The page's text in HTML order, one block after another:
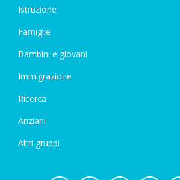
Istruzione
Famiglie
Bambini e giovani
Immigrazione
Ricerca
Anziani
Altri gruppi